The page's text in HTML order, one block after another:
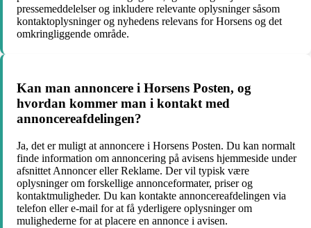
pressemeddelelser og inkludere relevante oplysninger såsom
kontaktoplysninger og nyhedens relevans for Horsens og det
omkringliggende område.
Kan man annoncere i Horsens Posten, og
hvordan kommer man i kontakt med
annoncereafdelingen?
Ja, det er muligt at annoncere i Horsens Posten. Du kan normalt
finde information om annoncering på avisens hjemmeside under
afsnittet Annoncer eller Reklame. Der vil typisk være
oplysninger om forskellige annonceformater, priser og
kontaktmuligheder. Du kan kontakte annoncereafdelingen via
telefon eller e-mail for at få yderligere oplysninger om
mulighederne for at placere en annonce i avisen.